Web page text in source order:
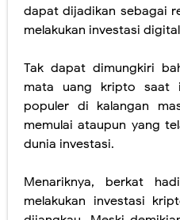
dapat dijadikan sebagai
melakukan investasi
Tak dapat dimungkiri
mata uang kripto saat
populer di kalangan
memulai ataupun yang
dunia investasi.
Menariknya, berkat
melakukan investasi